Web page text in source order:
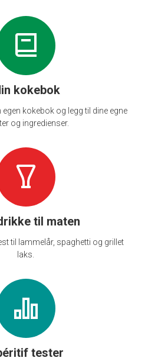
kokebok
egen kokebok og legg til dine egne
og ingredienser.
til maten
til lammelår, spaghetti og grillet
laks.
tester